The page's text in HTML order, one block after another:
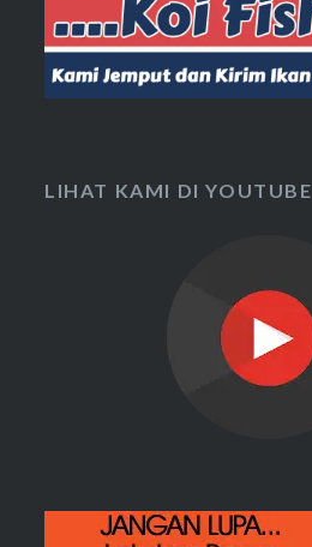
LIHAT KAMI DI YOUTUBE